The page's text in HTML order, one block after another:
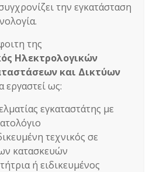
την εγκατάσταση
της
Ηλεκτρολογικών
και Δικτύων
εργαστεί ως:
εγκαταστάτης με
τεχνικός σε
κατασκευών
ή ειδικευμένος